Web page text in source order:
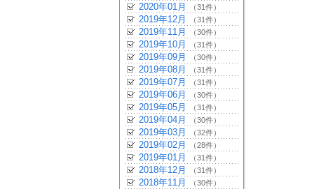
2020年01月 （31件）
2019年12月 （31件）
2019年11月 （30件）
2019年10月 （31件）
2019年09月 （30件）
2019年08月 （31件）
2019年07月 （31件）
2019年06月 （30件）
2019年05月 （31件）
2019年04月 （30件）
2019年03月 （32件）
2019年02月 （28件）
2019年01月 （31件）
2018年12月 （31件）
2018年11月 （30件）